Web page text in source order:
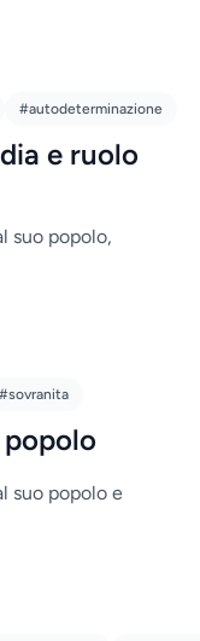
#autodeterminazione
e ruolo
suo popolo,
#sovranita
suo popolo e